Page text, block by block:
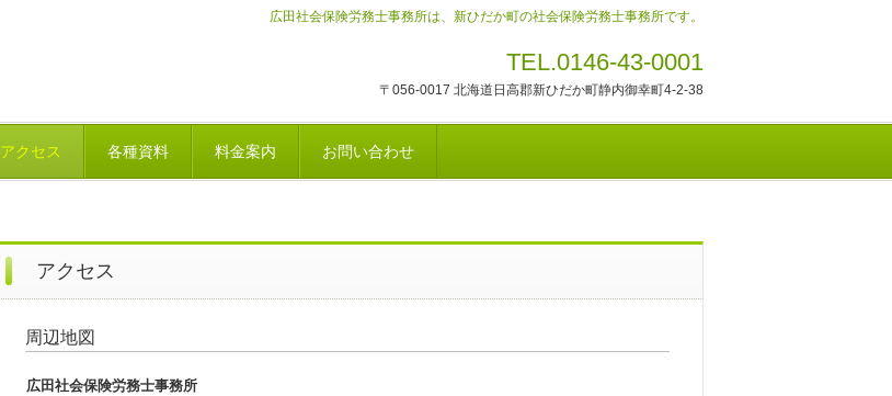
広田社会保険労務士事務所は、新ひだか町の社会保険労務士事務所です。
TEL.0146-43-0001
〒056-0017 北海道日高郡新ひだか町静内御幸町4-2-38
アクセス 各種資料 料金案内 お問い合わせ
アクセス
周辺地図
広田社会保険労務士事務所